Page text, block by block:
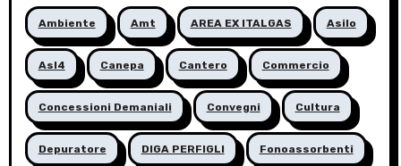
Ambiente Amt AREA EX ITALGAS Asilo
Asl4 Canepa Cantero Commercio
Concessioni Demaniali Convegni Cultura
Depuratore DIGA PERFIGLI Fonoassorbenti